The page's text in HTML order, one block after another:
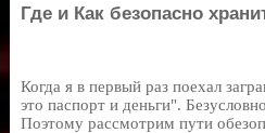
Где и Как безопасно
Когда я в первый раз поехал
это паспорт и деньги".
Поэтому рассмотрим пути